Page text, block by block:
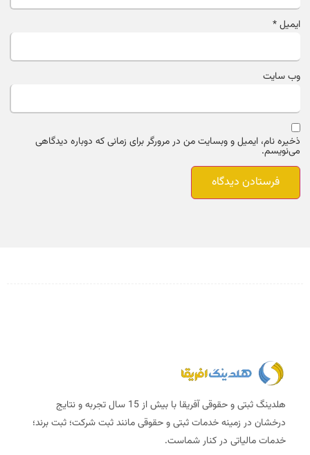
ایمیل*
وب‌ سایت
ذخیره نام، ایمیل و وبسایت من در مرورگر برای زمانی که دوباره دیدگاهی
می‌نویسم.
هلدینگ ثبتی و حقوقی آفریقا با بیش از 15 سال تجربه و نتایج
درخشان در زمینه خدمات ثبتی و حقوقی مانند ثبت شرکت؛ ثبت برند؛
خدمات مالیاتی در کنار شماست.